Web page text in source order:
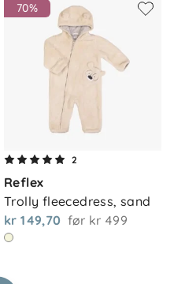
70%
2
Reflex
Trolly fleecedress, sand
kr 149,70 før kr 499